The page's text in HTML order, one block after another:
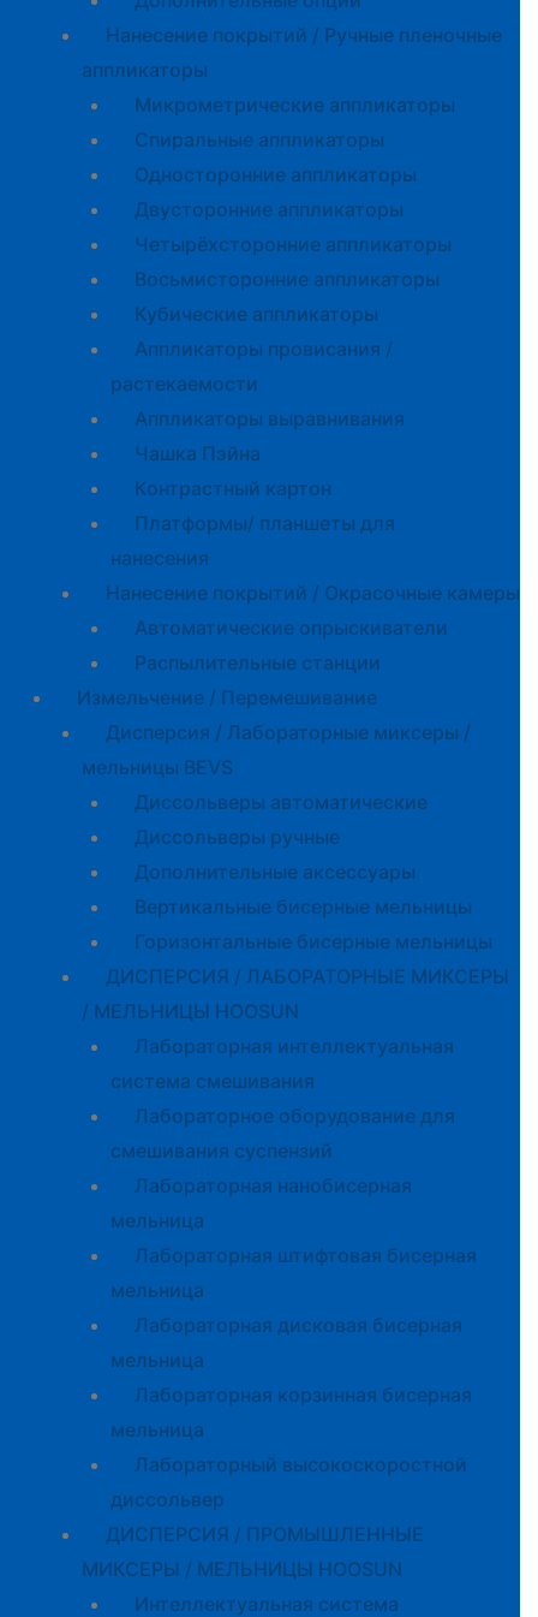
Нанесение покрытий / Ручные пленочные
аппликаторы
Микрометрические аппликаторы
Спиральные аппликаторы
Односторонние аппликаторы
Двусторонние аппликаторы
Четырёхсторонние аппликаторы
Восьмисторонние аппликаторы
Кубические аппликаторы
Аппликаторы провисания /
растекаемости
Аппликаторы выравнивания
Чашка Пэйна
Контрастный картон
Платформы/ планшеты для
нанесения
Нанесение покрытий / Окрасочные камеры
Автоматические опрыскиватели
Распылительные станции
Измельчение / Перемешивание
Дисперсия / Лабораторные миксеры /
мельницы BEVS
Диссольверы автоматические
Диссольверы ручные
Дополнительные аксессуары
Вертикальные бисерные мельницы
Горизонтальные бисерные мельницы
ДИСПЕРСИЯ / ЛАБОРАТОРНЫЕ МИКСЕРЫ
/ МЕЛЬНИЦЫ HOOSUN
Лабораторная интеллектуальная
система смешивания
Лабораторное оборудование для
смешивания суспензий
Лабораторная нанобисерная
мельница
Лабораторная штифтовая бисерная
мельница
Лабораторная дисковая бисерная
мельница
Лабораторная корзинная бисерная
мельница
Лабораторный высокоскоростной
диссольвер
ДИСПЕРСИЯ / ПРОМЫШЛЕННЫЕ
МИКСЕРЫ / МЕЛЬНИЦЫ HOOSUN
Интеллектуальная система